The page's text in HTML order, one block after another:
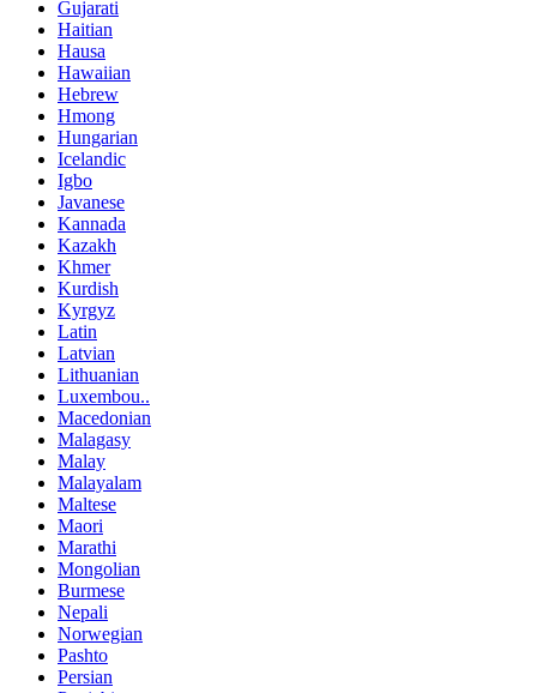
Gujarati
Haitian
Hausa
Hawaiian
Hebrew
Hmong
Hungarian
Icelandic
Igbo
Javanese
Kannada
Kazakh
Khmer
Kurdish
Kyrgyz
Latin
Latvian
Lithuanian
Luxembou..
Macedonian
Malagasy
Malay
Malayalam
Maltese
Maori
Marathi
Mongolian
Burmese
Nepali
Norwegian
Pashto
Persian